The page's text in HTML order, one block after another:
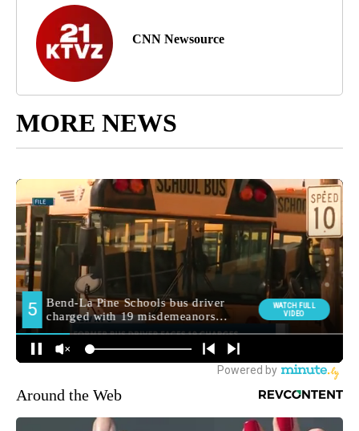
CNN Newsource
MORE NEWS
Around the Web